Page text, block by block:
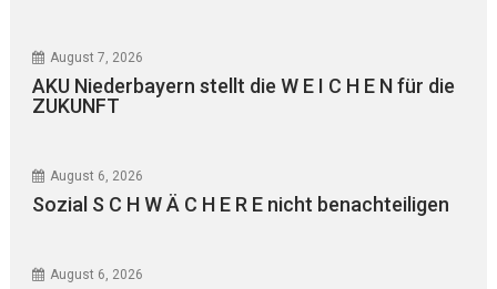
August 7, 2026
AKU Niederbayern stellt die W E I C H E N für die
ZUKUNFT
August 6, 2026
Sozial S C H W Ä C H E R E nicht benachteiligen
August 6, 2026